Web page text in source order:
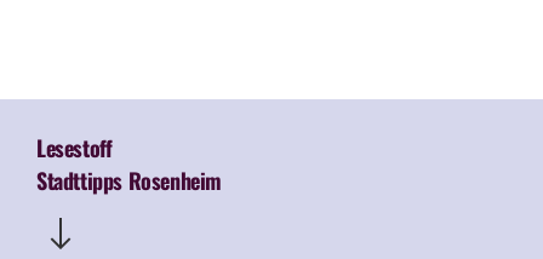
Lesestoff
Stadttipps Rosenheim